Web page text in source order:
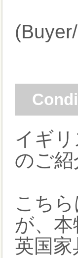
イギ
のご紹
こち
が、
英国